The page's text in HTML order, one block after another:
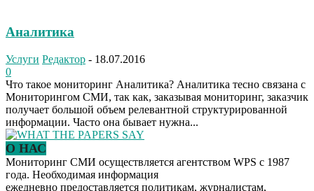
Аналитика
Услуги Редактор - 18.07.2016
0
Что такое мониторинг Аналитика? Аналитика тесно связана с
Мониторингом СМИ, так как, заказывая мониторинг, заказчик
получает большой объем релевантной структурированной
информации. Часто она бывает нужна...
О НАС
Мониторинг СМИ осуществляется агентством WPS с 1987
года. Необходимая информация
ежедневно предоставляется политикам, журналистам,